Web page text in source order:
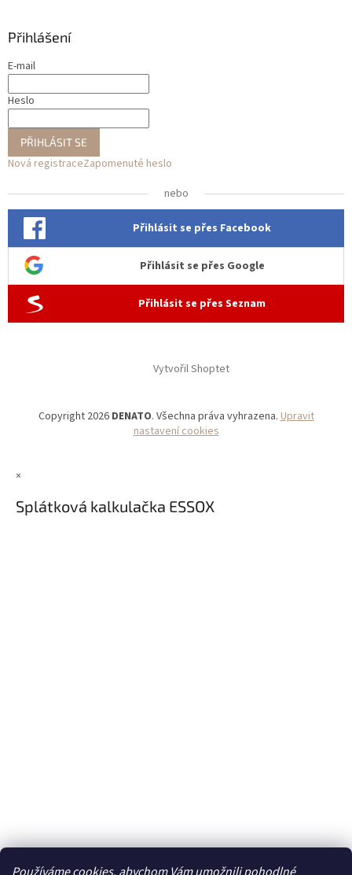
Přihlášení
E-mail
Heslo
PŘIHLÁSIT SE
Nová registraceZapomenuté heslo
nebo
Přihlásit se přes Facebook
Přihlásit se přes Google
Přihlásit se přes Seznam
Vytvořil Shoptet
Copyright 2026 DENATO. Všechna práva vyhrazena.Upravit
nastavení cookies
×
Splátková kalkulačka ESSOX